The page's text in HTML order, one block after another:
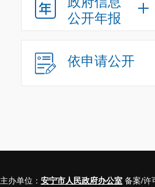
公开年报
依申请公开
主办单位： 安宁市人民政府办公室 备案/许